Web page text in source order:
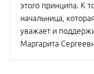
этого принципа. К
начальница,
уважает и
Маргарита